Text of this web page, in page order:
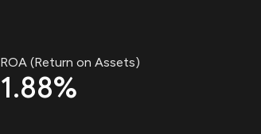
ROA (Return on Assets)
1.88%